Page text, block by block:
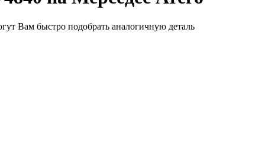
Вам быстро подобрать аналогичную деталь